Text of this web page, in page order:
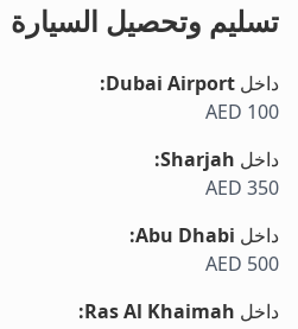
تسليم وتحصيل السيارة
داخل Dubai Airport
:
AED 100
داخل Sharjah
:
AED 350
داخل Abu Dhabi
:
AED 500
داخل Ras Al Khaimah
: